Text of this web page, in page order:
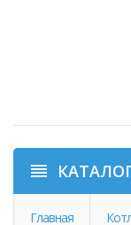
Главная